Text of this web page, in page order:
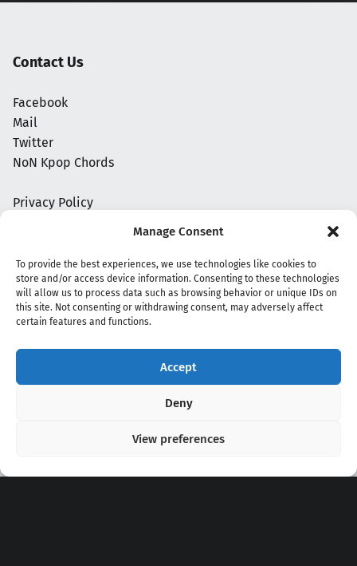
Manage Consent
To provide the best experiences, we use technologies like cookies to
store and/or access device information. Consenting to these technologies
will allow us to process data such as browsing behavior or unique IDs on
this site. Not consenting or withdrawing consent, may adversely affect
certain features and functions.
Accept
Deny
View preferences
Contact Us
Facebook
Mail
Twitter
NoN Kpop Chords
Privacy Policy